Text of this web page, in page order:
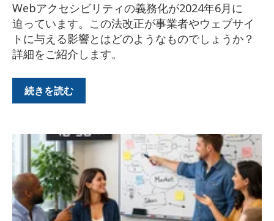
Webアクセシビリティの義務化が2024年6月に
迫っています。この法改正が事業者やウェブサイ
トに与える影響とはどのようなものでしょうか？
詳細をご紹介します。
続きを読む